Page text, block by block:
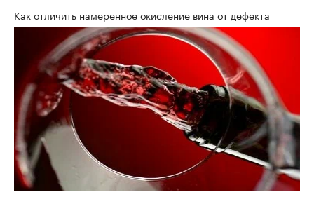
Как отличить намеренное окисление вина от дефекта